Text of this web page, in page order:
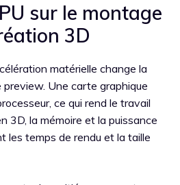
sur le montage
3D
matérielle change la
preview. Une carte graphique
ce qui rend le travail
3D, la mémoire et la puissance
les temps de rendu et la taille